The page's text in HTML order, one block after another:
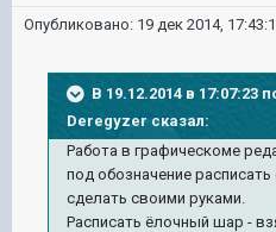
Опубликовано: 19 дек 2014,
В 19.12.2014 в 17:07:23
Deregyzer сказал:
Работа в графическоме
под обозначение
сделать своими руками.
Расписать ёлочный шар -